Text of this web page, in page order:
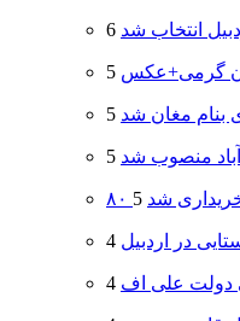
انتخاب شد
گرمی+عکس
بنام مغان شد
منصوب شد
خریداری شد
دولت علی اف